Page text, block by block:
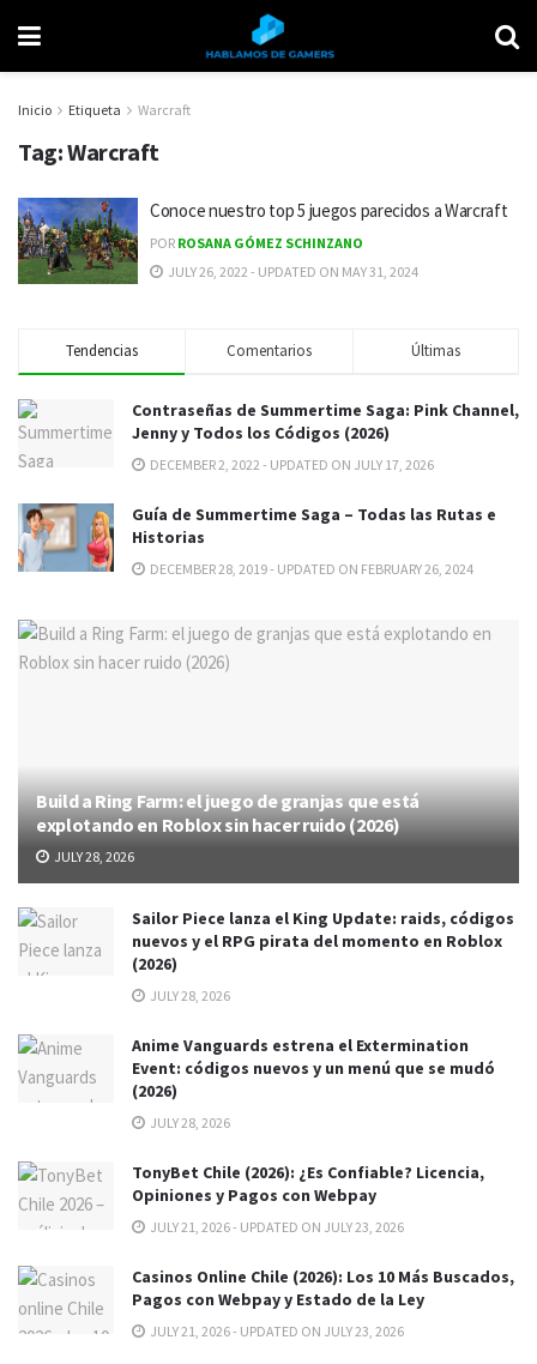
Inicio Etiqueta Warcraft
Tag:Warcraft
Conoce nuestro top 5 juegos parecidos a Warcraft
POR ROSANA GÓMEZ SCHINZANO
JULY 26, 2022 - UPDATED ON MAY 31, 2024
Tendencias Comentarios Últimas
Contraseñas de Summertime Saga: Pink Channel,
Jenny y Todos los Códigos (2026)
DECEMBER 2, 2022 - UPDATED ON JULY 17, 2026
Guía de Summertime Saga – Todas las Rutas e
Historias
DECEMBER 28, 2019 - UPDATED ON FEBRUARY 26, 2024
Build a Ring Farm: el juego de granjas que está
explotando en Roblox sin hacer ruido (2026)
JULY 28, 2026
Sailor Piece lanza el King Update: raids, códigos
nuevos y el RPG pirata del momento en Roblox
(2026)
JULY 28, 2026
Anime Vanguards estrena el Extermination
Event: códigos nuevos y un menú que se mudó
(2026)
JULY 28, 2026
TonyBet Chile (2026): ¿Es Confiable? Licencia,
Opiniones y Pagos con Webpay
JULY 21, 2026 - UPDATED ON JULY 23, 2026
Casinos Online Chile (2026): Los 10 Más Buscados,
Pagos con Webpay y Estado de la Ley
JULY 21, 2026 - UPDATED ON JULY 23, 2026